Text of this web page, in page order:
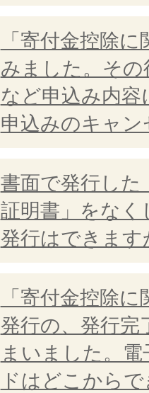
「寄付金控除
みました。その
など申込み内
申込みのキャ
書面で発行した
証明書」をな
発行はできます
「寄付金控除
発行の、発行完
まいました。
ドはどこから